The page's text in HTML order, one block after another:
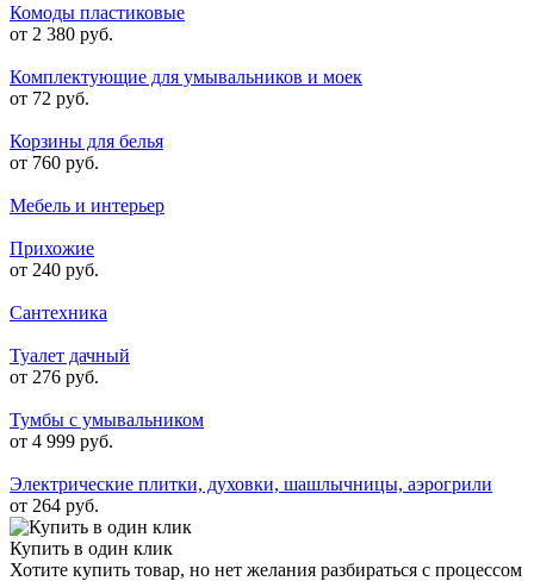
Комоды пластиковые
от 2 380 руб.
Комплектующие для умывальников и моек
от 72 руб.
Корзины для белья
от 760 руб.
Мебель и интерьер
Прихожие
от 240 руб.
Сантехника
Туалет дачный
от 276 руб.
Тумбы с умывальником
от 4 999 руб.
Электрические плитки, духовки, шашлычницы, аэрогрили
от 264 руб.
Купить в один клик
Хотите купить товар, но нет желания разбираться с процессом